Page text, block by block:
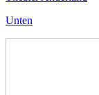
Unten